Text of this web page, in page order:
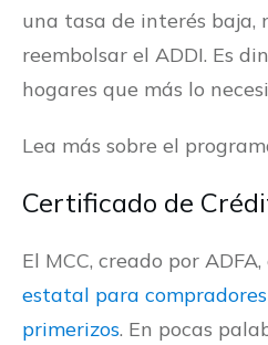
una tasa de interés baja,
reembolsar el ADDI. Es
hogares que más lo
Lea más sobre el
Certificado de
El MCC, creado por
estatal para
primerizos. En pocas